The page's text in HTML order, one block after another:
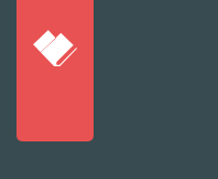
Фотопазл
пластина